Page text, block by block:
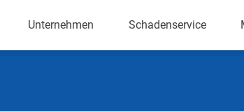
Unternehmen Schadenservice